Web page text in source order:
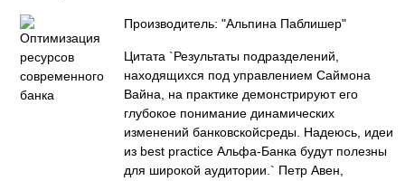
Производитель: "Альпина Паблишер"
Цитата `Результаты подразделений,
находящихся под управлением Саймона
Вайна, на практике демонстрируют его
глубокое понимание динамических
изменений банковскойсреды. Надеюсь, идеи
из best practice Альфа-Банка будут полезны
для широкой аудитории.` Петр Авен,